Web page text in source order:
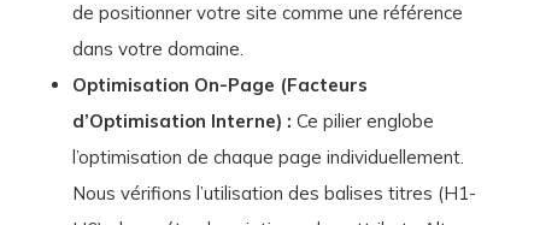
de positionner votre site comme une référence
dans votre domaine.
Optimisation On-Page (Facteurs
d’Optimisation Interne) : Ce pilier englobe
l’optimisation de chaque page individuellement.
Nous vérifions l’utilisation des balises titres (H1-